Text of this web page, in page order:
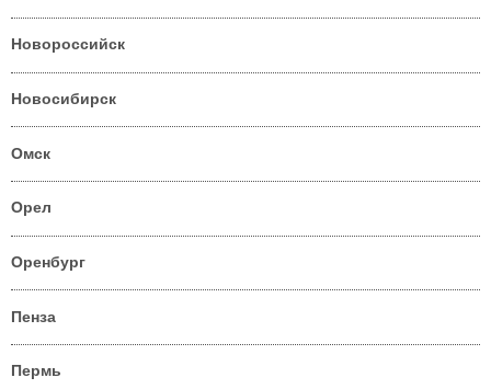
Новороссийск
Новосибирск
Омск
Орел
Оренбург
Пенза
Пермь